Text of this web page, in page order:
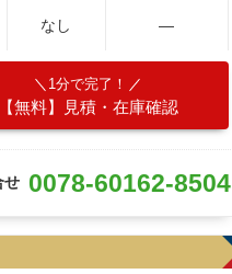
なし ―
1分で完了！
【無料】見積・在庫確認
せ 0078-60162-8504